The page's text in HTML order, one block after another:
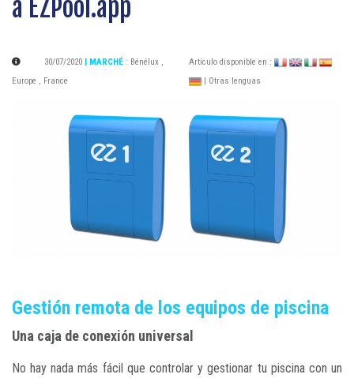
a EZPool.app
30/07/2020 | MARCHÉ : Bénélux ,
Europe , France
Artículo disponible en :
| Otras lenguas
Gestión remota de los equipos de piscina
Una caja de conexión universal
No hay nada más fácil que controlar y gestionar tu piscina con un